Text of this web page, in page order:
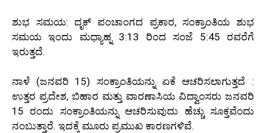
ಶುಭ ಸಮಯ: ದೃಕ್ ಪಂಚಾಂಗದ ಪ್ರಕಾರ, ಸಂಕ್ರಾಂತಿಯ ಶುಭ
ಸಮಯ ಇಂದು ಮಧ್ಯಾಹ್ನ 3:13 ರಿಂದ ಸಂಜೆ 5:45 ರವರೆಗೆ
ಇರುತ್ತದೆ.
ನಾಳೆ (ಜನವರಿ 15) ಸಂಕ್ರಾಂತಿಯನ್ನು ಏಕೆ ಆಚರಿಸಲಾಗುತ್ತದೆ :
ಉತ್ತರ ಪ್ರದೇಶ, ಬಿಹಾರ ಮತ್ತು ವಾರಣಾಸಿಯ ವಿದ್ವಾಂಸರು ಜನವರಿ
15 ರಂದು ಸಂಕ್ರಾಂತಿಯನ್ನು ಆಚರಿಸುವುದು ಹೆಚ್ಚು ಸೂಕ್ತವೆಂದು
ನಂಬುತ್ತಾರೆ. ಇದಕ್ಕೆ ಮೂರು ಪ್ರಮುಖ ಕಾರಣಗಳಿವೆ.